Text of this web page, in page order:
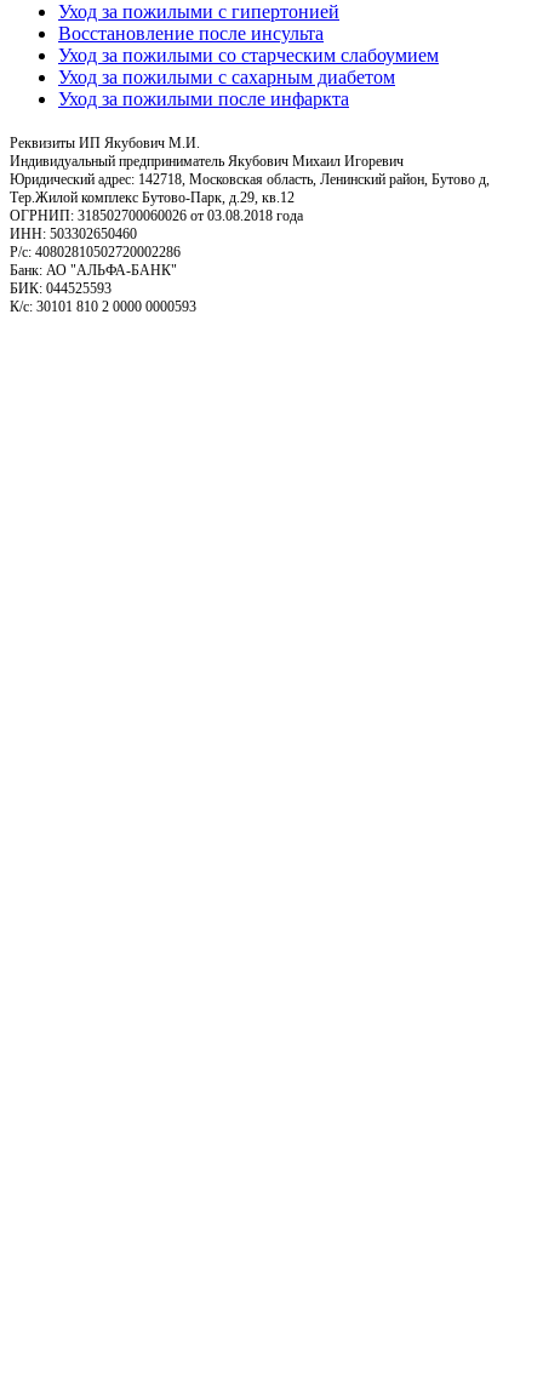
Уход за пожилыми с гипертонией
Восстановление после инсульта
Уход за пожилыми со старческим слабоумием
Уход за пожилыми с сахарным диабетом
Уход за пожилыми после инфаркта
Реквизиты ИП Якубович М.И.
Индивидуальный предприниматель Якубович Михаил Игоревич
Юридический адрес: 142718, Московская область, Ленинский район, Бутово д,
Тер.Жилой комплекс Бутово-Парк, д.29, кв.12
ОГРНИП: 318502700060026 от 03.08.2018 года
ИНН: 503302650460
Р/с: 40802810502720002286
Банк: АО "АЛЬФА-БАНК"
БИК: 044525593
К/с: 30101 810 2 0000 0000593